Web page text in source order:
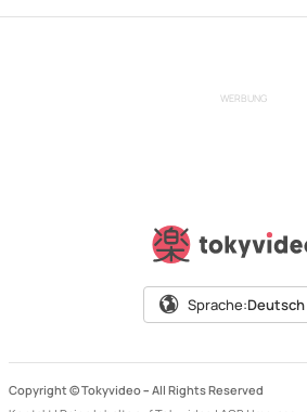
WERBUNG
Sprache:Deutsch
Copyright © Tokyvideo – All Rights Reserved